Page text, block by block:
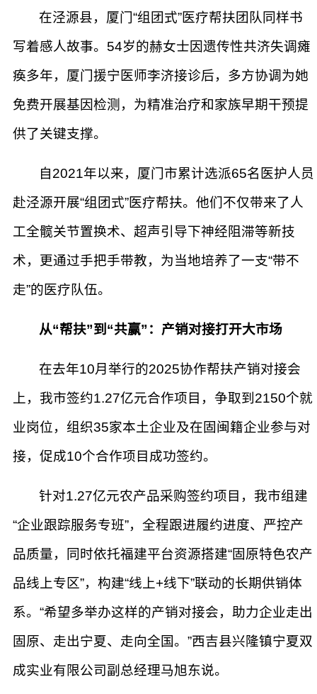
在泾源县，厦门“组团式”医疗帮扶团队同样书
写着感人故事。54岁的赫女士因遗传性共济失调瘫
痪多年，厦门援宁医师李济接诊后，多方协调为她
免费开展基因检测，为精准治疗和家族早期干预提
供了关键支撑。
自2021年以来，厦门市累计选派65名医护人员
赴泾源开展“组团式”医疗帮扶。他们不仅带来了人
工全髋关节置换术、超声引导下神经阻滞等新技
术，更通过手把手带教，为当地培养了一支“带不
走”的医疗队伍。
从“帮扶”到“共赢”：产销对接打开大市场
在去年10月举行的2025协作帮扶产销对接会
上，我市签约1.27亿元合作项目，争取到2150个就
业岗位，组织35家本土企业及在固闽籍企业参与对
接，促成10个合作项目成功签约。
针对1.27亿元农产品采购签约项目，我市组建
“企业跟踪服务专班”，全程跟进履约进度、严控产
品质量，同时依托福建平台资源搭建“固原特色农产
品线上专区”，构建“线上+线下”联动的长期供销体
系。“希望多举办这样的产销对接会，助力企业走出
固原、走出宁夏、走向全国。”西吉县兴隆镇宁夏双
成实业有限公司副总经理马旭东说。